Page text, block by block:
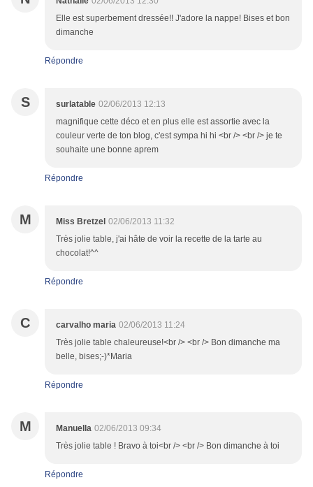
Elle est superbement dressée!! J'adore la nappe! Bises et bon
dimanche
Répondre
S surlatable 02/06/2013 12:13
magnifique cette déco et en plus elle est assortie avec la
couleur verte de ton blog, c'est sympa hi hi <br /> <br /> je te
souhaite une bonne aprem
Répondre
M Miss Bretzel 02/06/2013 11:32
Très jolie table, j'ai hâte de voir la recette de la tarte au
chocolat!^^
Répondre
C carvalho maria 02/06/2013 11:24
Très jolie table chaleureuse!<br /> <br /> Bon dimanche ma
belle, bises;-)*Maria
Répondre
M Manuella 02/06/2013 09:34
Très jolie table ! Bravo à toi<br /> <br /> Bon dimanche à toi
Répondre